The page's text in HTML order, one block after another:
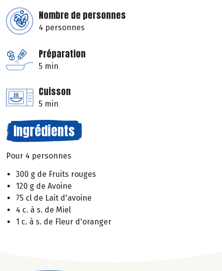
Nombre de personnes
4 personnes
Préparation
5 min
Cuisson
5 min
Ingrédients
Pour 4 personnes
300 g de Fruits rouges
120 g de Avoine
75 cl de Lait d'avoine
4 c. à s. de Miel
1 c. à s. de Fleur d'oranger